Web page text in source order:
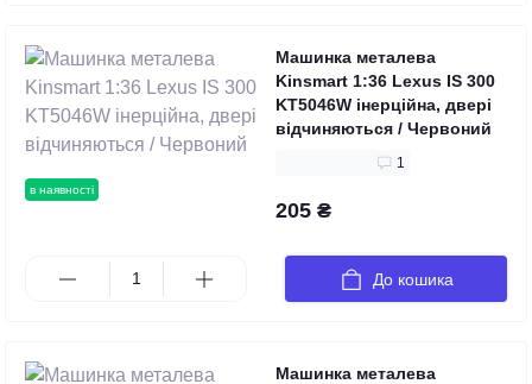
в наявності
Машинка металева
Kinsmart 1:36 Lexus IS 300
KT5046W інерційна, двері
відчиняються / Червоний
1
205 ₴
До кошика
Машинка металева